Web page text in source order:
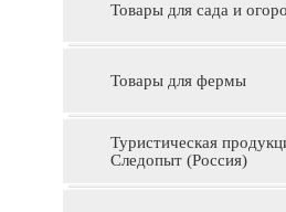
Товары для сада и
Товары для фермы
Туристическая
Следопыт (Россия)